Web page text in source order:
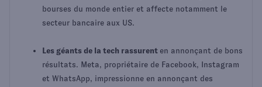
bourses du monde entier et affecte notamment le
secteur bancaire aux US.
Les géants de la tech rassurent en annonçant de bons
résultats. Meta, propriétaire de Facebook, Instagram
et WhatsApp, impressionne en annonçant des